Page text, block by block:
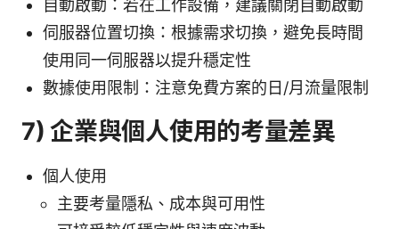
自動啟動：若在工作設備，建議關閉自動啟動
伺服器位置切換：根據需求切換，避免長時間
使用同一伺服器以提升穩定性
數據使用限制：注意免費方案的日/月流量限制
7) 企業與個人使用的考量差異
個人使用
主要考量隱私、成本與可用性